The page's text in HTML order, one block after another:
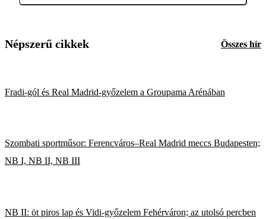
Népszerű cikkek Összes hír
Fradi-gól és Real Madrid-győzelem a Groupama Arénában
Szombati sportműsor: Ferencváros–Real Madrid meccs Budapesten;
NB I, NB II, NB III
NB II: öt piros lap és Vidi-győzelem Fehérváron; az utolsó percben